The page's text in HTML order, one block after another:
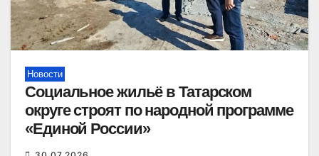
Новости
Социальное жильё в Татарском
округе строят по народной программе
«Единой России»